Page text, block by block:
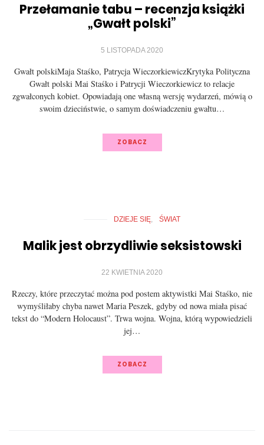
Przełamanie tabu – recenzja książki
„Gwałt polski”
5 LISTOPADA 2020
Gwałt polskiMaja Staśko, Patrycja WieczorkiewiczKrytyka Polityczna
Gwałt polski Mai Staśko i Patrycji Wieczorkiewicz to relacje
zgwałconych kobiet. Opowiadają one własną wersję wydarzeń, mówią o
swoim dzieciństwie, o samym doświadczeniu gwałtu…
ZOBACZ
DZIEJE SIĘ ŚWIAT
Malik jest obrzydliwie seksistowski
22 KWIETNIA 2020
Rzeczy, które przeczytać można pod postem aktywistki Mai Staśko, nie
wymyśliłaby chyba nawet Maria Peszek, gdyby od nowa miała pisać
tekst do “Modern Holocaust”. Trwa wojna. Wojna, którą wypowiedzieli
jej…
ZOBACZ